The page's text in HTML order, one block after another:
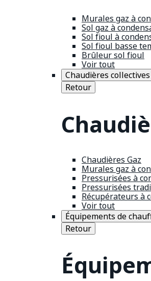
Murales gaz à
Sol gaz à
Sol fioul à
Sol fioul basse
Brûleur sol fioul
Voir tout
Chaudières collectives
Retour
Chaudières Gaz
Murales gaz à
Pressurisées à
Pressurisées
Récupérateurs à
Voir tout
Équipements de
Retour